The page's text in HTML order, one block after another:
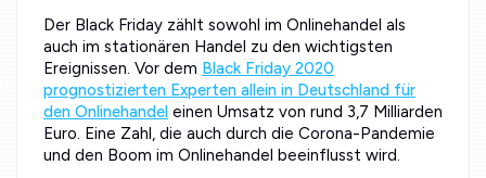
Der Black Friday zählt sowohl im Onlinehandel als
auch im stationären Handel zu den wichtigsten
Ereignissen. Vor dem Black Friday 2020
prognostizierten Experten allein in Deutschland für
den Onlinehandel einen Umsatz von rund 3,7 Milliarden
Euro. Eine Zahl, die auch durch die Corona-Pandemie
und den Boom im Onlinehandel beeinflusst wird.